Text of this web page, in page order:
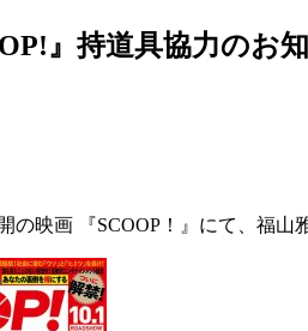
』持道具協力のお
の映画 『SCOOP！』にて、福